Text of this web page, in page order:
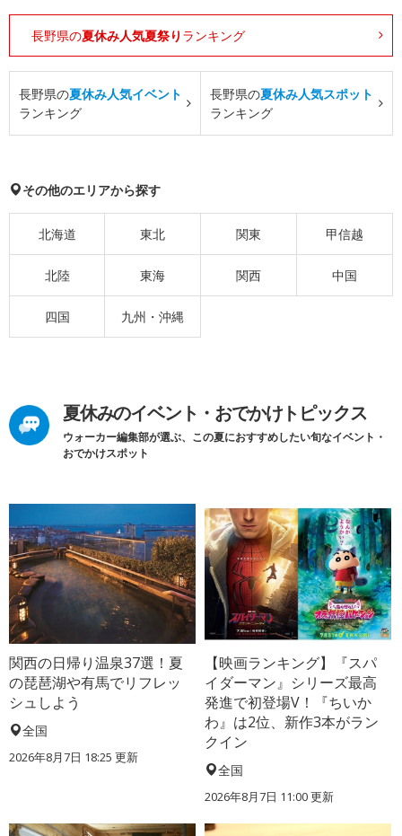
長野県の夏休み人気夏祭り ランキング
長野県の夏休み人気イベント
ランキング
長野県の夏休み人気スポット
ランキング
その他のエリアから探す
北海道 東北 関東 甲信越
北陸 東海 関西 中国
四国 九州・沖縄
夏休みのイベント・おでかけトピックス
ウォーカー編集部が選ぶ、この夏におすすめしたい旬なイベント・
おでかけスポット
関西の日帰り温泉37選！夏
の琵琶湖や有馬でリフレッ
シュしよう
全国
2026年8月7日 18:25 更新
【映画ランキング】『スパ
イダーマン』シリーズ最高
発進で初登場V！『ちいか
わ』は2位、新作3本がラン
クイン
全国
2026年8月7日 11:00更新